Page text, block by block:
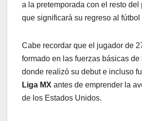
a la pretemporada con el resto del
que significará su regreso al fútbol
Cabe recordar que el jugador de
formado en las fuerzas básicas de
donde realizó su debut e incluso
Liga MX antes de emprender la
de los Estados Unidos.